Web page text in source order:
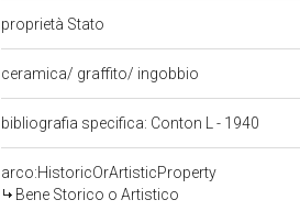
proprietà Stato
ceramica/ graffito/ ingobbio
bibliografia specifica: Conton L - 1940
arco:HistoricOrArtisticProperty
Bene Storico o Artistico